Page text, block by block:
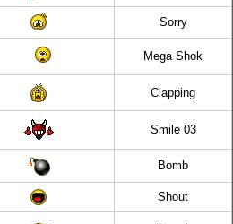
Sorry
Mega Shok
Clapping
Smile 03
Bomb
Shout